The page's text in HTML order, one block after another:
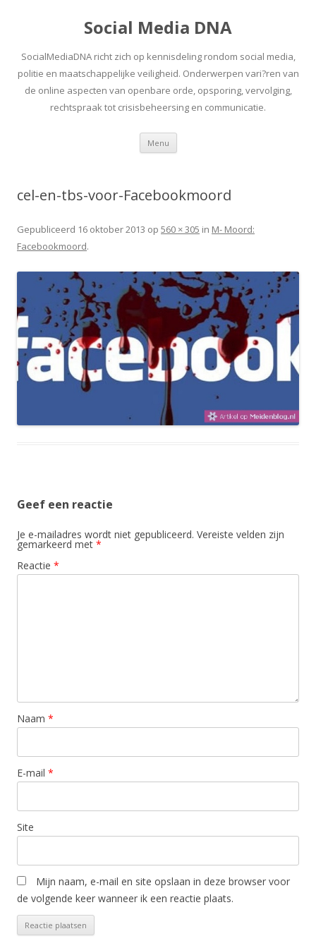
Social Media DNA
SocialMediaDNA richt zich op kennisdeling rondom social media,
politie en maatschappelijke veiligheid. Onderwerpen vari?ren van
de online aspecten van openbare orde, opsporing, vervolging,
rechtspraak tot crisisbeheersing en communicatie.
Menu Spring
inhoud
cel-en-tbs-voor-Facebookmoord
Gepubliceerd 16 oktober 2013 op 560 × 305 in M- Moord:
Facebookmoord.
Geef een reactie
Je e-mailadres wordt niet gepubliceerd. Vereiste velden zijn
gemarkeerd met *
Reactie *
Naam *
E-mail *
Site
Mijn naam, e-mail en site opslaan in deze browser voor
de volgende keer wanneer ik een reactie plaats.